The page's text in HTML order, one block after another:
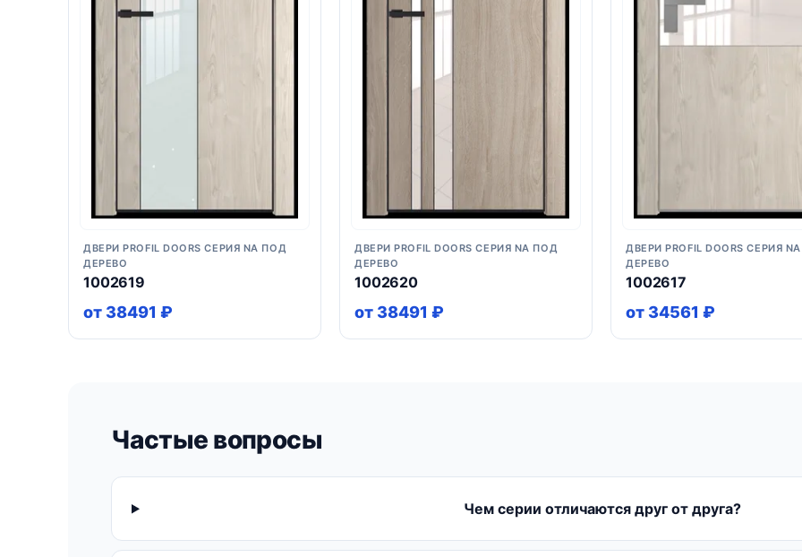
ДВЕРИ PROFIL DOORS СЕРИЯ NA ПОД
ДЕРЕВО
1002619
от 38491 ₽
ДВЕРИ PROFIL DOORS СЕРИЯ NA ПОД
ДЕРЕВО
1002620
от 38491 ₽
ДВЕРИ PROFIL DOORS СЕРИЯ
ДЕРЕВО
1002617
от 34561 ₽
Частые вопросы
Чем серии отличаются друг от друга?